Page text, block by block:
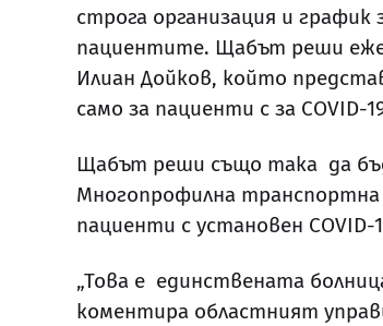
строга организация и
пациентите. Щабът реши
Илиан Дойков, който
само за пациенти с за COVID-
Щабът реши също така да
Многопрофилна транспортна
пациенти с установен COVID-
„Това е единствената
коментира областният